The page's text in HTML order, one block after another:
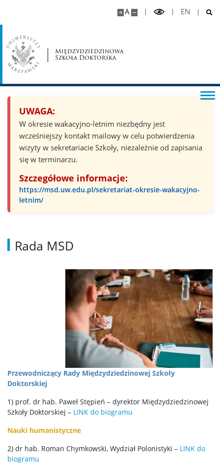
A EN
Międzydziedzinowa
Szkoła Doktorska
UWAGA:
W okresie wakacyjno-letnim niezbędny jest
wcześniejszy kontakt mailowy w celu potwierdzenia
wizyty w sekretariacie Szkoły, niezależnie od zapisania
się w terminarzu.
Szczegółowe informacje:
https://msd.uw.edu.pl/sekretariat-okresie-wakacyjno-
letnim/
Rada MSD
Przewodniczący Rady Międzydziedzinowej Szkoły
Doktorskiej
1) prof. dr hab. Paweł Stępień – dyrektor Międzydziedzinowej
Szkoły Doktorskiej – LINK do biogramu
Nauki humanistyczne
2) dr hab. Roman Chymkowski, Wydział Polonistyki – LINK do
biogramu